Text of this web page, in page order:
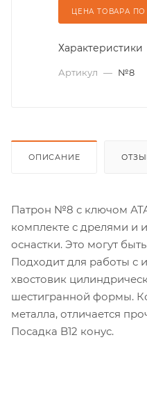
ЦЕНА ТОВАРА
Характеристики
Артикул — №8
ОПИСАНИЕ
Патрон №8 с ключом
комплекте с дрелями и
оснастки. Это могут
Подходит для работы
хвостовик
шестигранной формы.
металла, отличается
Посадка B12 конус.